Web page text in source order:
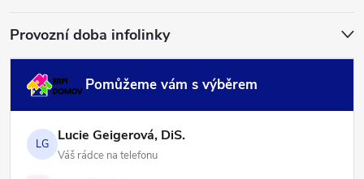
Provozní doba infolinky
Pomůžeme vám s výběrem
LG Lucie Geigerová, DiS.
Váš rádce na telefonu